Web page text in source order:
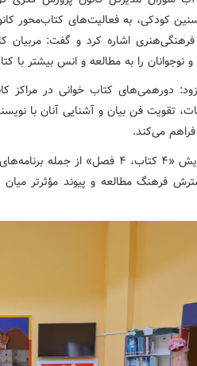
کودکی، به فعالیت‌های کتاب‌محور
اشاره کرد و گفت: مربیان
نوجوانان را به مطالعه و انس بیشتر با
دورهمی‌های کتاب‌ خوانی در مراکز
تقویت فن بیان و آشنایی آنان با
می‌کند.
گفتنی است؛ پویش «۴ کتاب، ۴
فرهنگ مطالعه و پیوند مؤثرتر میان